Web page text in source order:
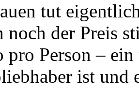
tut
noch der Preis
pro Person –
ist und